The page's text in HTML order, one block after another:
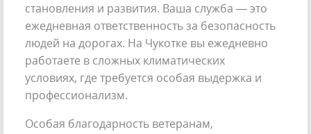
становления и развития. Ваша служба — это
ежедневная ответственность за безопасность
людей на дорогах. На Чукотке вы ежедневно
работаете в сложных климатических
условиях, где требуется особая выдержка и
профессионализм.
Особая благодарность ветеранам,